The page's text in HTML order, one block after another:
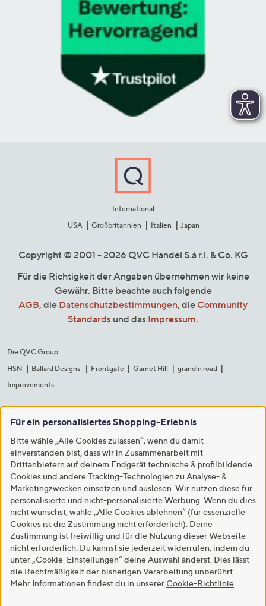
International
USA
Großbritannien Italien Japan
Copyright © 2001 - 2026 QVC Handel S.à r.l. & Co. KG
Für die Richtigkeit der Angaben übernehmen wir keine
Gewähr. Bitte beachte auch folgende
AGB, die Datenschutzbestimmungen, die Community
Standards und das Impressum.
Die QVC Group
HSN
Ballard Designs Frontgate Garnet Hill
grandin road
Improvements
Für ein personalisiertes Shopping-Erlebnis
Bitte wähle „Alle Cookies zulassen“, wenn du damit
einverstanden bist, dass wir in Zusammenarbeit mit
Drittanbietern auf deinem Endgerät technische & profilbildende
Cookies und andere Tracking-Technologien zu Analyse- &
Marketingzwecken einsetzen und auslesen. Wir nutzen diese für
personalisierte und nicht-personalisierte Werbung. Wenn du dies
nicht wünschst, wähle „Alle Cookies ablehnen“ (für essenzielle
Cookies ist die Zustimmung nicht erforderlich). Deine
Zustimmung ist freiwillig und für die Nutzung dieser Webseite
nicht erforderlich. Du kannst sie jederzeit widerrufen, indem du
unter „Cookie-Einstellungen“ deine Auswahl änderst. Dies lässt
die Rechtmäßigkeit der bisherigen Verarbeitung unberührt.
Mehr Informationen findest du in unserer Cookie-Richtlinie